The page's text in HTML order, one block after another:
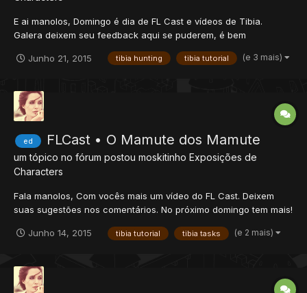
E ai manolos, Domingo é dia de FL Cast e vídeos de Tibia.
Galera deixem seu feedback aqui se puderem, é bem
ficam com uma hunting bem simples em Apes e até domingo
inscreva-se n...
Junho 21, 2015 tibia hunting tibia tutorial (e 3 mais)
ed FLCast • O Mamute dos Mamute
um tópico no fórum postou moskitinho Exposições de
Characters
Fala manolos, Com vocês mais um vídeo do FL Cast. Deixem
suas sugestões nos comentários. No próximo domingo tem mais!
Junho 14, 2015
tibia tutorial tibia tasks (e 2 mais)